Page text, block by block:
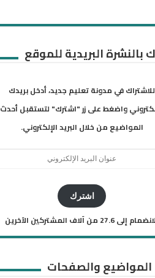
بالنشرة البريدية للموقع
للاشتراك في مدونة تعليم جديد، أدخل بريدك
واضغط على زر "اشترك" لتستقبل أحدث
المواضيع من خلال البريد الإلكتروني.
اشترك
إلى 27.6 من آلاف المشتركين الآخرين
المواضيع والصفحات